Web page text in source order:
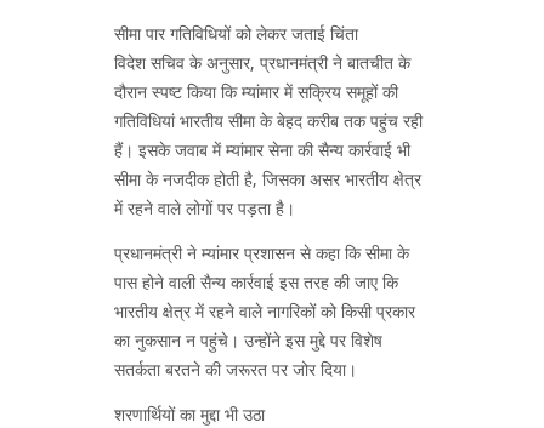
सीमा पार गतिविधियों को लेकर जताई चिंता
विदेश सचिव के अनुसार, प्रधानमंत्री ने बातचीत के
दौरान स्पष्ट किया कि म्यांमार में सक्रिय समूहों की
गतिविधियां भारतीय सीमा के बेहद करीब तक पहुंच रही
हैं। इसके जवाब में म्यांमार सेना की सैन्य कार्रवाई भी
सीमा के नजदीक होती है, जिसका असर भारतीय क्षेत्र
में रहने वाले लोगों पर पड़ता है।
प्रधानमंत्री ने म्यांमार प्रशासन से कहा कि सीमा के
पास होने वाली सैन्य कार्रवाई इस तरह की जाए कि
भारतीय क्षेत्र में रहने वाले नागरिकों को किसी प्रकार
का नुकसान न पहुंचे। उन्होंने इस मुद्दे पर विशेष
सतर्कता बरतने की जरूरत पर जोर दिया।
शरणार्थियों का मुद्दा भी उठा